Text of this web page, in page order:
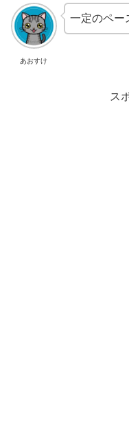
あおすけ
一定のペー
ス